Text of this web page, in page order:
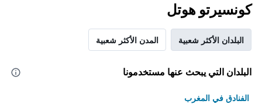
كونسيرتو هوتل
البلدان الأكثر شعبية المدن الأكثر شعبية
البلدان التي يبحث عنها مستخدمونا
الفنادق في المغرب